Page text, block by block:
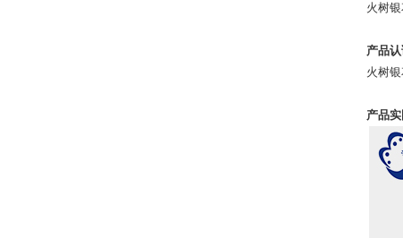
火树
产品认
火树
产品实